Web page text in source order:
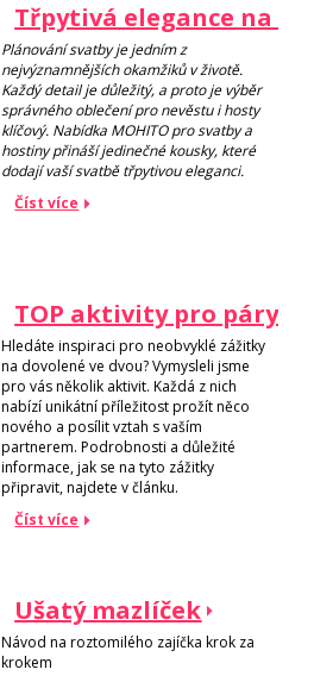
Třpytivá elegance na
Plánování svatby je jedním z
nejvýznamnějších okamžiků v životě.
Každý detail je důležitý, a proto je výběr
správného oblečení pro nevěstu i hosty
klíčový. Nabídka MOHITO pro svatby a
hostiny přináší jedinečné kousky, které
dodají vaší svatbě třpytivou eleganci.
Číst více
TOP aktivity pro páry
Hledáte inspiraci pro neobvyklé zážitky
na dovolené ve dvou? Vymysleli jsme
pro vás několik aktivit. Každá z nich
nabízí unikátní příležitost prožít něco
nového a posílit vztah s vaším
partnerem. Podrobnosti a důležité
informace, jak se na tyto zážitky
připravit, najdete v článku.
Číst více
Ušatý mazlíček
Návod na roztomilého zajíčka krok za
krokem